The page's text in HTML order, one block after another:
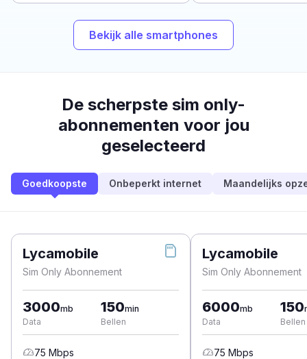
Bekijk alle smartphones
De scherpste sim only-
abonnementen voor jou
geselecteerd
Goedkoopste Onbeperkt internet Maandelijks
Lycamobile
Sim Only Abonnement
3000mb
Data
150min
Bellen
75 Mbps
Lycamobile
Sim Only Abonnement
6000mb
Data
150
Bellen
75 Mbps